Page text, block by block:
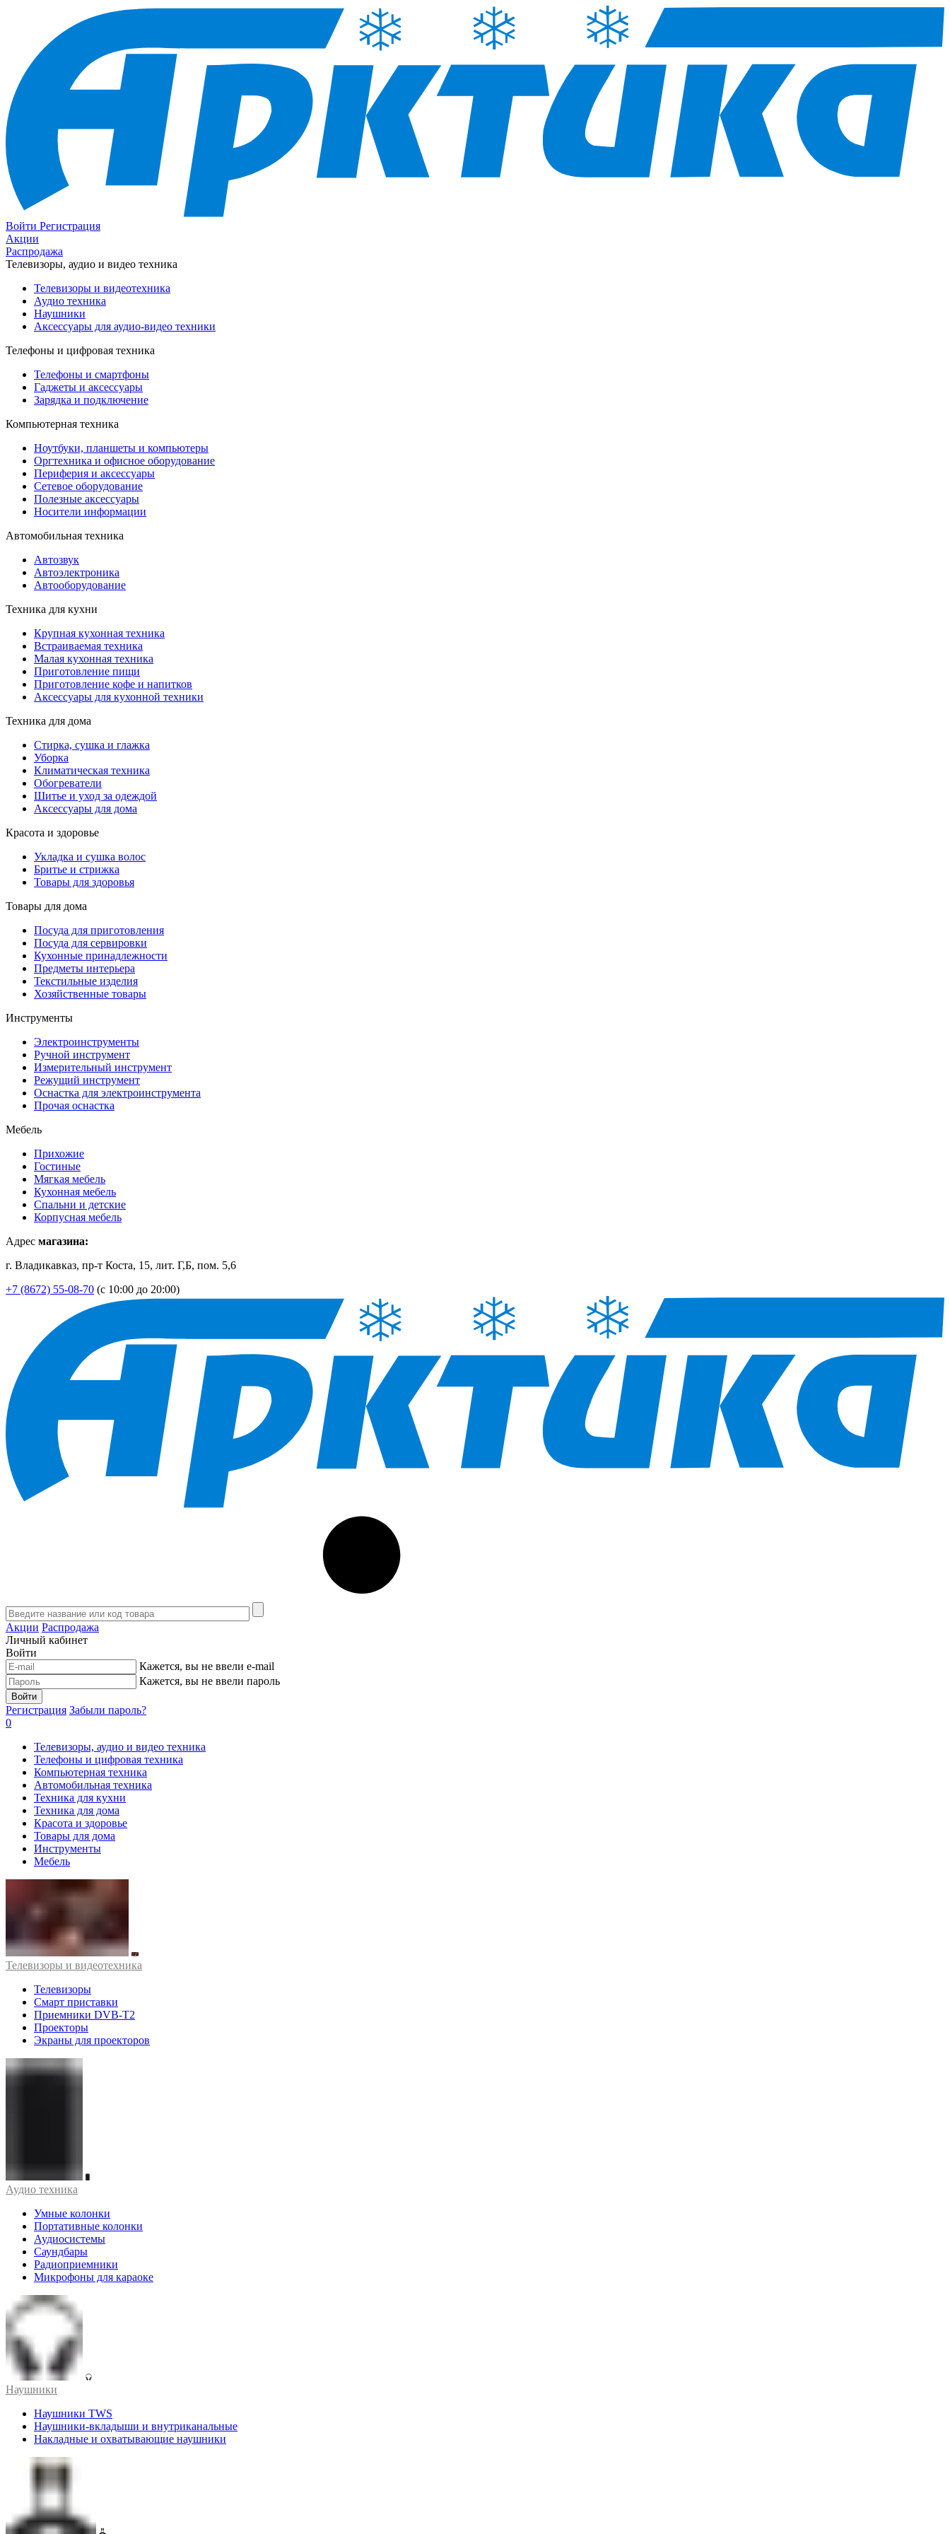
Войти Регистрация
Акции
Распродажа
Телевизоры, аудио и видео техника
Телевизоры и видеотехника
Аудио техника
Наушники
Аксессуары для аудио-видео техники
Телефоны и цифровая техника
Телефоны и смартфоны
Гаджеты и аксессуары
Зарядка и подключение
Компьютерная техника
Ноутбуки, планшеты и компьютеры
Оргтехника и офисное оборудование
Периферия и аксессуары
Cетевое оборудование
Полезные аксессуары
Носители информации
Автомобильная техника
Автозвук
Автоэлектроника
Автооборудование
Техника для кухни
Крупная кухонная техника
Встраиваемая техника
Малая кухонная техника
Приготовление пищи
Приготовление кофе и напитков
Аксессуары для кухонной техники
Техника для дома
Стирка, сушка и глажка
Уборка
Климатическая техника
Обогреватели
Шитье и уход за одеждой
Аксессуары для дома
Красота и здоровье
Укладка и сушка волос
Бритье и стрижка
Товары для здоровья
Товары для дома
Посуда для приготовления
Посуда для сервировки
Кухонные принадлежности
Предметы интерьера
Текстильные изделия
Хозяйственные товары
Инструменты
Электроинструменты
Ручной инструмент
Измерительный инструмент
Режущий инструмент
Оснастка для электроинструмента
Прочая оснастка
Мебель
Прихожие
Гостиные
Мягкая мебель
Кухонная мебель
Спальни и детские
Корпусная мебель
Адрес магазина:
г. Владикавказ, пр-т Коста, 15, лит. Г,Б, пом. 5,6
+7 (8672) 55-08-70 (с 10:00 до 20:00)
Акции Распродажа
Личный кабинет
Войти
Кажется, вы не ввели e-mail
Кажется, вы не ввели пароль
Войти
Регистрация Забыли пароль?
0
Телевизоры, аудио и видео техника
Телефоны и цифровая техника
Компьютерная техника
Автомобильная техника
Техника для кухни
Техника для дома
Красота и здоровье
Товары для дома
Инструменты
Мебель
Телевизоры и видеотехника
Телевизоры
Смарт приставки
Приемники DVB-T2
Проекторы
Экраны для проекторов
Аудио техника
Умные колонки
Портативные колонки
Аудиосистемы
Саундбары
Радиоприемники
Микрофоны для караоке
Наушники
Наушники TWS
Наушники-вкладыши и внутриканальные
Накладные и охватывающие наушники